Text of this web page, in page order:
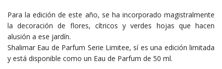
Para la edición de este año, se ha incorporado magistralmente
la decoración de flores, cítricos y verdes hojas que hacen
alusión a ese jardín.
Shalimar Eau de Parfum Serie Limitee, sí es una edición limitada
y está disponible como un Eau de Parfum de 50 ml.